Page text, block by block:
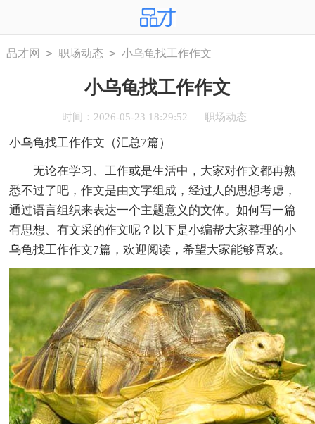
品才网 > 职场动态 > 小乌龟找工作作文
小乌龟找工作作文
时间：2026-05-23 18:29:52 职场动态
小乌龟找工作作文（汇总7篇）
无论在学习、工作或是生活中，大家对作文都再熟
悉不过了吧，作文是由文字组成，经过人的思想考虑，
通过语言组织来表达一个主题意义的文体。如何写一篇
有思想、有文采的作文呢？以下是小编帮大家整理的小
乌龟找工作作文7篇，欢迎阅读，希望大家能够喜欢。